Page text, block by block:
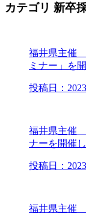
カテゴリ 新卒
福井県主催
ミナー」を
投稿日：
福井県主催
ナーを開催
投稿日：
福井県主催